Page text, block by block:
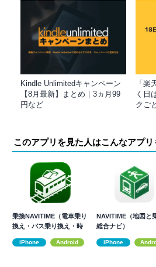
Kindle Unlimitedキャンペーン
【8月最新】まとめ｜3ヵ月99
円など
「楽
く日
クご
このアプリを見た人はこんなアプ
乗換NAVITIME（電車乗り
換え・バス乗り換え・時
iPhone Android
NAVITIME（地図と
総合ナビ）
iPhone